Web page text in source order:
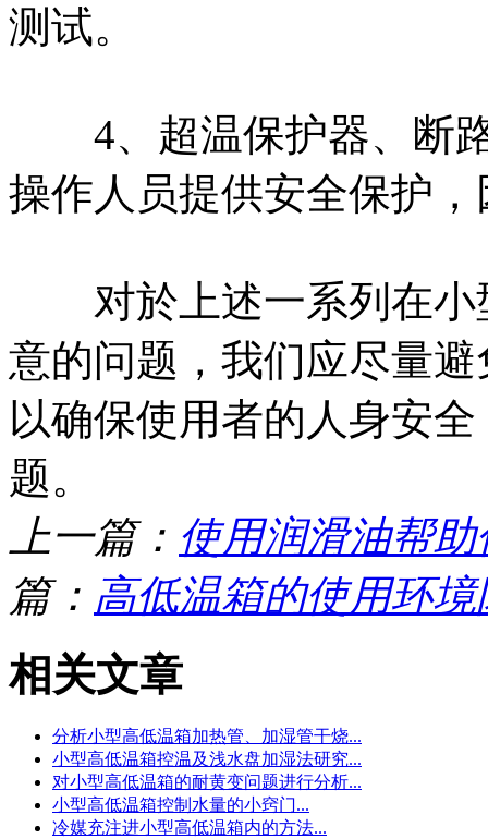
测试。
4、超温保护器、断路
操作人员提供安全保护
对於上述一系列在小
意的问题，我们应尽量
以确保使用者的人身安
题。
上一篇： 使用润滑油帮
篇： 高低温箱的使用环境
相关文章
分析小型高低温箱加热管、加湿管干烧...
小型高低温箱控温及浅水盘加湿法研究...
对小型高低温箱的耐黄变问题进行分析...
小型高低温箱控制水量的小窍门...
冷媒充注进小型高低温箱内的方法...